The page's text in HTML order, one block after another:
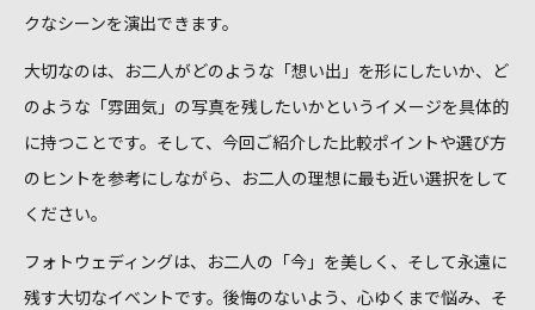
クなシーンを演出できます。
大切なのは、お二人がどのような「想い出」を形にしたいか、ど
のような「雰囲気」の写真を残したいかというイメージを具体的
に持つことです。そして、今回ご紹介した比較ポイントや選び方
のヒントを参考にしながら、お二人の理想に最も近い選択をして
ください。
フォトウェディングは、お二人の「今」を美しく、そして永遠に
残す大切なイベントです。後悔のないよう、心ゆくまで悩み、そ